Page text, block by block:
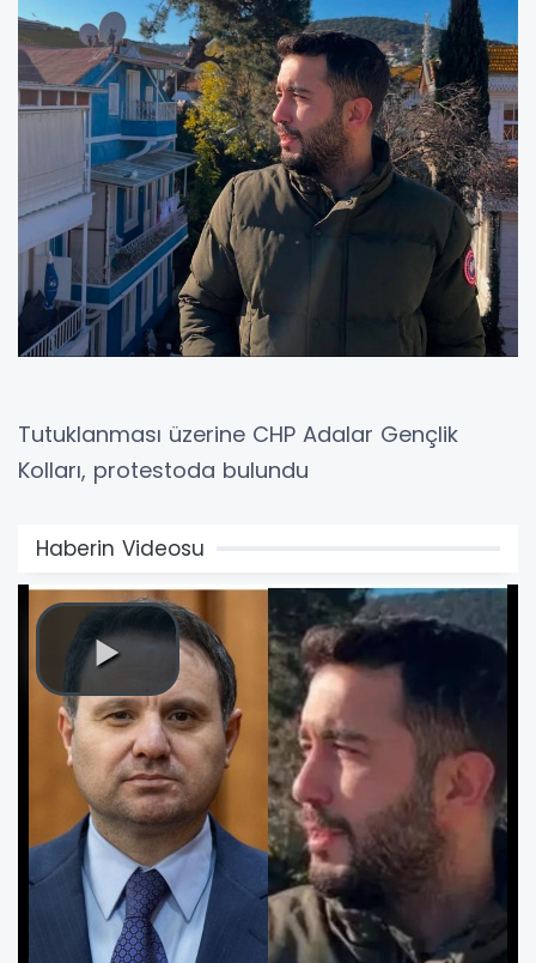
Tutuklanması üzerine CHP Adalar Gençlik
Kolları, protestoda bulundu
Haberin Videosu